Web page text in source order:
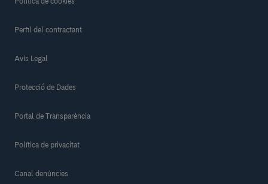
Perfil del contractant
Avís Legal
Protecció de Dades
Portal de Transparència
Política de privacitat
Canal denúncies